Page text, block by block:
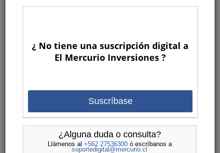
¿ No tiene una suscripción digital a
El Mercurio Inversiones ?
Suscríbase
¿Alguna duda o consulta?
Llámenos al +562 27536300ó escríbanos a
soportedigital@mercurio.cl